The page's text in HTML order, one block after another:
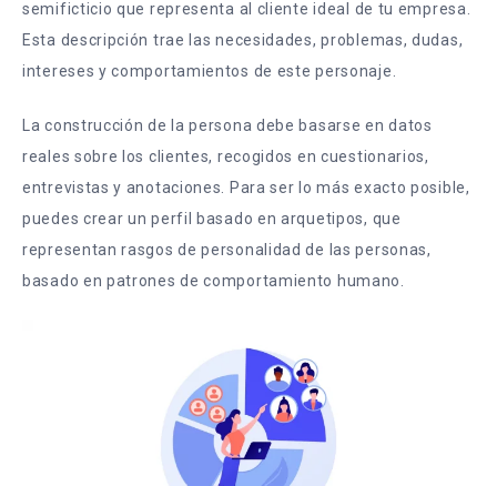
semificticio que representa al cliente ideal de tu empresa.
Esta descripción trae las necesidades, problemas, dudas,
intereses y comportamientos de este personaje.
La construcción de la persona debe basarse en datos
reales sobre los clientes, recogidos en cuestionarios,
entrevistas y anotaciones. Para ser lo más exacto posible,
puedes crear un perfil basado en arquetipos, que
representan rasgos de personalidad de las personas,
basado en patrones de comportamiento humano.